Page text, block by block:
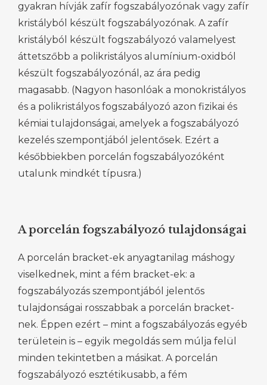
gyakran hívják zafír fogszabályozónak vagy zafír
kristályból készült fogszabályozónak. A zafír
kristályból készült fogszabályozó valamelyest
áttetszőbb a polikristályos alumínium-oxidból
készült fogszabályozónál, az ára pedig
magasabb. (Nagyon hasonlóak a monokristályos
és a polikristályos fogszabályozó azon fizikai és
kémiai tulajdonságai, amelyek a fogszabályozó
kezelés szempontjából jelentősek. Ezért a
későbbiekben porcelán fogszabályozóként
utalunk mindkét típusra.)
A porcelán fogszabályozó tulajdonságai
A porcelán bracket-ek anyagtanilag máshogy
viselkednek, mint a fém bracket-ek: a
fogszabályozás szempontjából jelentős
tulajdonságai rosszabbak a porcelán bracket-
nek. Éppen ezért – mint a fogszabályozás egyéb
területein is – egyik megoldás sem múlja felül
minden tekintetben a másikat. A porcelán
fogszabályozó esztétikusabb, a fém